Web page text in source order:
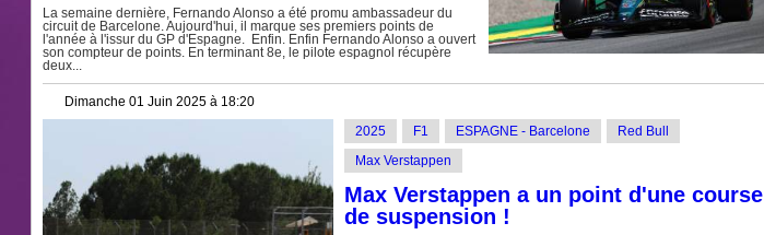
La semaine dernière, Fernando Alonso a été promu ambassadeur du
circuit de Barcelone. Aujourd'hui, il marque ses premiers points de
l'année à l'issur du GP d'Espagne. Enfin. Enfin Fernando Alonso a ouvert
son compteur de points. En terminant 8e, le pilote espagnol récupère
deux...
Dimanche 01 Juin 2025 à 18:20
2025
F1 ESPAGNE - Barcelone
Red Bull
Max Verstappen
Max Verstappen a un point d'une course
de suspension !